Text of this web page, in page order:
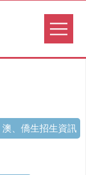
澳、僑生招生資訊